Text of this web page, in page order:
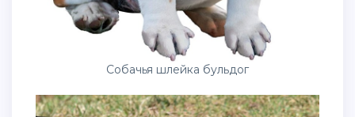
Собачья шлейка бульдог